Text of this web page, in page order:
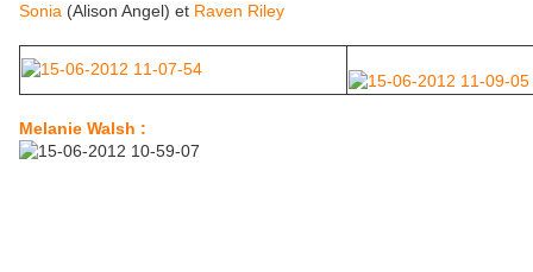
Sonia (Alison Angel) et Raven Riley
Melanie Walsh :